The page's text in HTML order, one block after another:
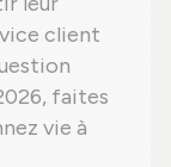
client
faites
vie à